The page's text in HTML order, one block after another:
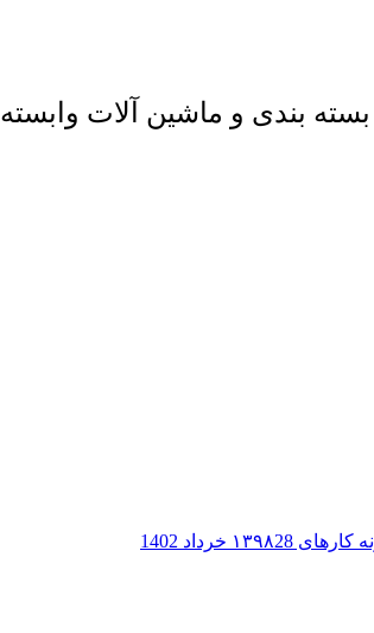
بندی و ماشین آلات وابسته
کارهای ۱۳۹۸ 28 خرداد 1402